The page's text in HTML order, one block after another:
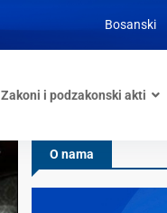
Bosanski
Zakoni i podzakonski akti
O nama